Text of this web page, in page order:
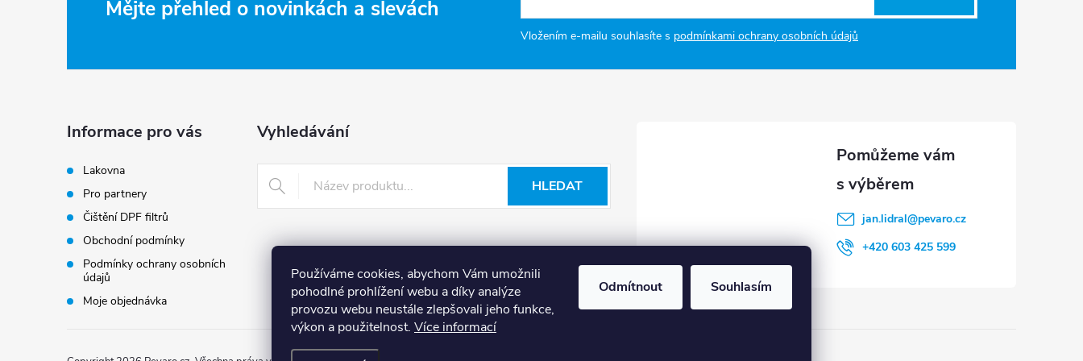
Používáme cookies, abychom Vám umožnili
pohodlné prohlížení webu a díky analýze
provozu webu neustále zlepšovali jeho funkce,
výkon a použitelnost. Více informací
Odmítnout Souhlasím
í
r
v
k
y
v
ý
Mějte přehled o novinkách a slevách
Vložením e-mailu souhlasíte s podmínkami ochrany osobních údajů
Informace pro vás
Lakovna
Pro partnery
Čištění DPF filtrů
Obchodní podmínky
Podmínky ochrany osobních
údajů
Moje objednávka
Vyhledávání
HLEDAT
jan.lidral@pevaro.cz
+420 603 425 599